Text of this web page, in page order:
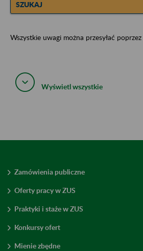
SZUKAJ
Wszystkie uwagi można przesyłać poprzez
Wyświetl wszystkie
Zamówienia publiczne
Oferty pracy w ZUS
Praktyki i staże w ZUS
Konkursy ofert
Mienie zbędne